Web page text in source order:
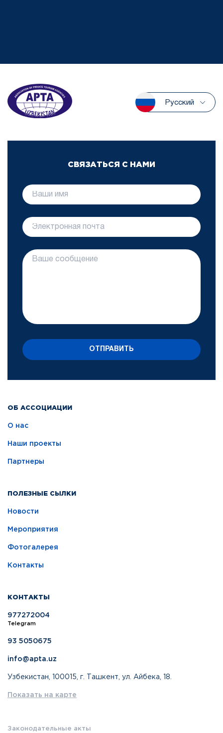
Русский
ОБ АССОЦИАЦИИ
О нас
Наши проекты
Партнеры
ПОЛЕЗНЫЕ СЫЛКИ
Новости
Мероприятия
Фотогалерея
Контакты
КОНТАКТЫ
977272004
Telegram
93 5050675
info@apta.uz
Узбекистан, 100015, г. Ташкент, ул. Айбека, 18.
Показать на карте
Законодательные акты
СВЯЗАТЬСЯ С НАМИ
ОТПРАВИТЬ